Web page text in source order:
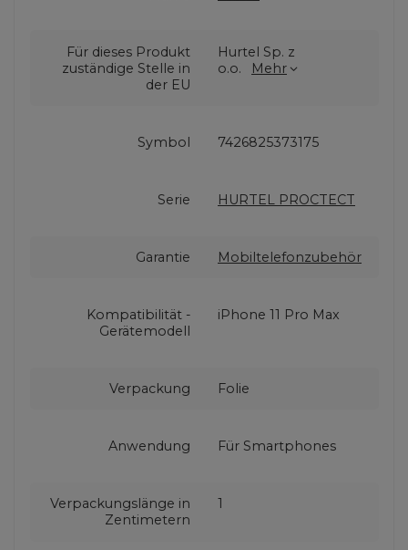
Für dieses Produkt
zuständige Stelle in
der EU
Hurtel Sp. z
o.o.
Mehr
Symbol 7426825373175
Serie HURTEL PROCTECT
Garantie Mobiltelefonzubehör
Kompatibilität -
Gerätemodell
iPhone 11 Pro Max
Verpackung Folie
Anwendung Für Smartphones
Verpackungslänge in
Zentimetern
1